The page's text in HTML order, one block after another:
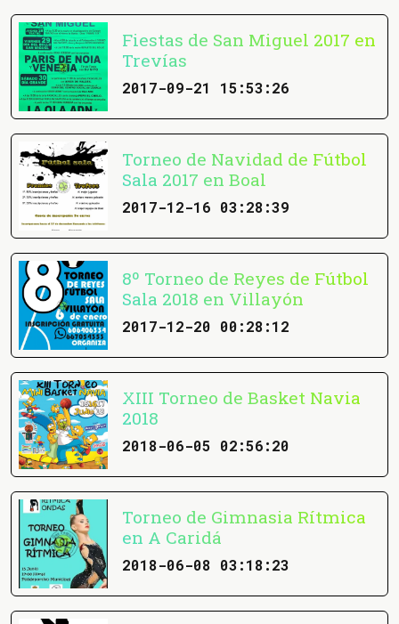
Fiestas de San Miguel 2017 en
Trevías
2017-09-21 15:53:26
Torneo de Navidad de Fútbol
Sala 2017 en Boal
2017-12-16 03:28:39
8º Torneo de Reyes de Fútbol
Sala 2018 en Villayón
2017-12-20 00:28:12
XIII Torneo de Basket Navia
2018
2018-06-05 02:56:20
Torneo de Gimnasia Rítmica
en A Caridá
2018-06-08 03:18:23